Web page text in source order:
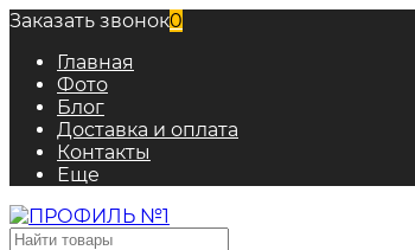
Заказать звонок0
Главная
Фото
Блог
Доставка и оплата
Контакты
Еще